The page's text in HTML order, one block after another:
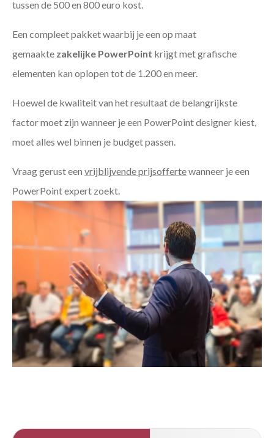
tussen de 500 en 800 euro kost.
Een compleet pakket waarbij je een op maat
gemaakte zakelijke PowerPoint krijgt met grafische
elementen kan oplopen tot de 1.200 en meer.
Hoewel de kwaliteit van het resultaat de belangrijkste
factor moet zijn wanneer je een PowerPoint designer kiest,
moet alles wel binnen je budget passen.
Vraag gerust een vrijblijvende prijsoffertewanneer je een
PowerPoint expert zoekt.